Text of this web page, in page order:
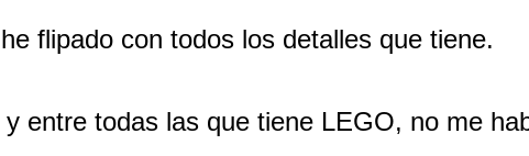
flipado con todos los detalles que tiene.
entre todas las que tiene LEGO, no me